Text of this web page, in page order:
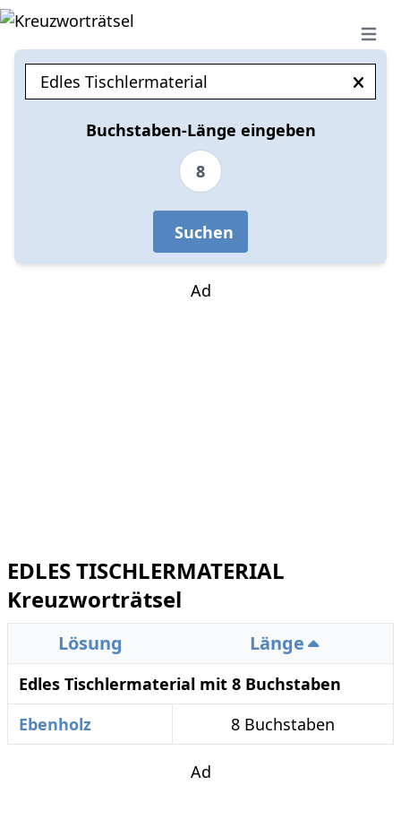
Open
Buchstaben-Länge eingeben
8
Suchen
Ad
EDLES TISCHLERMATERIAL
Kreuzworträtsel
Lösung Länge
Edles Tischlermaterial mit 8 Buchstaben
Ebenholz
8 Buchstaben
Ad